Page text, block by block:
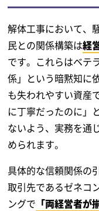
解体工事において、
民との関係構築は経
です。これらはベテ
係」という暗黙知に
も失われやすい資産
に丁寧だったのに」
ないよう、実務を通
められます。
具体的な信頼関係の
取引先であるゼネコ
ングで 「両経営者が